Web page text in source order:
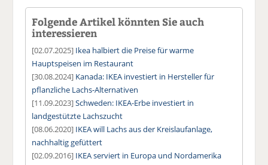
Folgende Artikel könnten Sie auch
interessieren
[02.07.2025] Ikea halbiert die Preise für warme
Hauptspeisen im Restaurant
[30.08.2024] Kanada: IKEA investiert in Hersteller für
pflanzliche Lachs-Alternativen
[11.09.2023]Schweden: IKEA-Erbe investiert in
landgestützte Lachszucht
[08.06.2020] IKEA will Lachs aus der Kreislaufanlage,
nachhaltig gefüttert
[02.09.2016] IKEA serviert in Europa und Nordamerika